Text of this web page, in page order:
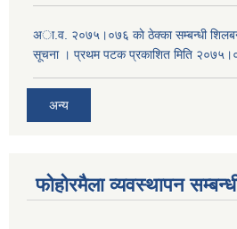
अा.व. २०७५।०७६ काे ठेक्का सम्बन्धी
सूचना । प्रथम पटक प्रकाशित मिति
अन्य
फोहोरमैला व्यवस्थापन